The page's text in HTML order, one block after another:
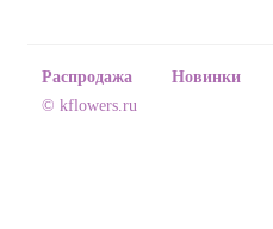
Распродажа Новинки
© kflowers.ru